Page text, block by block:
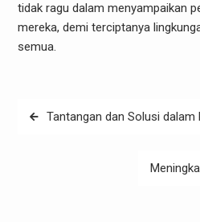
tidak ragu dalam menyampaikan
mereka, demi terciptanya
semua.
PostTantangan dan Solusi dalam